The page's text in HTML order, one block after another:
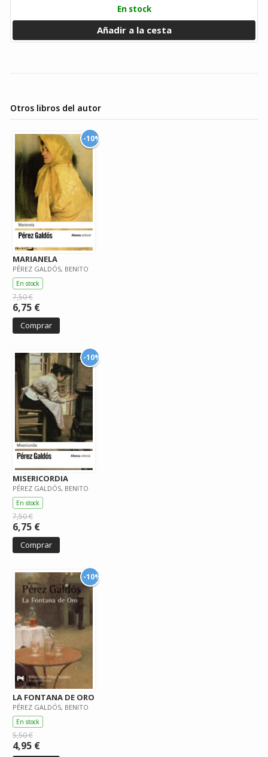
En stock
Añadir a la cesta
Otros libros del autor
-10%
MARIANELA
PÉREZ GALDÓS, BENITO
En stock
7,50 €
6,75 €
Comprar
-10%
MISERICORDIA
PÉREZ GALDÓS, BENITO
En stock
7,50 €
6,75 €
Comprar
-10%
LA FONTANA DE ORO
PÉREZ GALDÓS, BENITO
En stock
5,50 €
4,95 €